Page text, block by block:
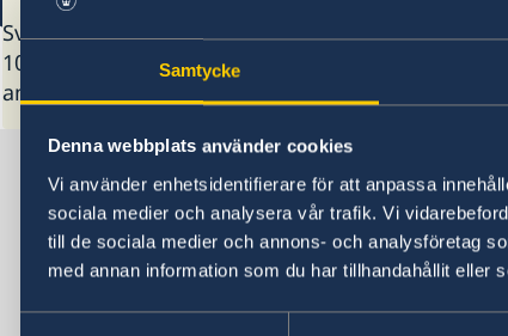
Samtycke
Denna webbplats använder cookies
Vi använder enhetsidentifierare för att anpassa
sociala medier och analysera vår trafik. Vi
till de sociala medier och annons- och analysföretag
med annan information som du har tillhandahållit eller
Sveriges utrikesrepresentation består av drygt
100 utlandsmyndigheter runt om i världen. Välj
ambassad i listan.
Krisen i Mellanöstern
Minskad tillgång till flygbränsle till
som mindre störningar i flygtrafiken.
flygresor utomlands, särskilt utanför